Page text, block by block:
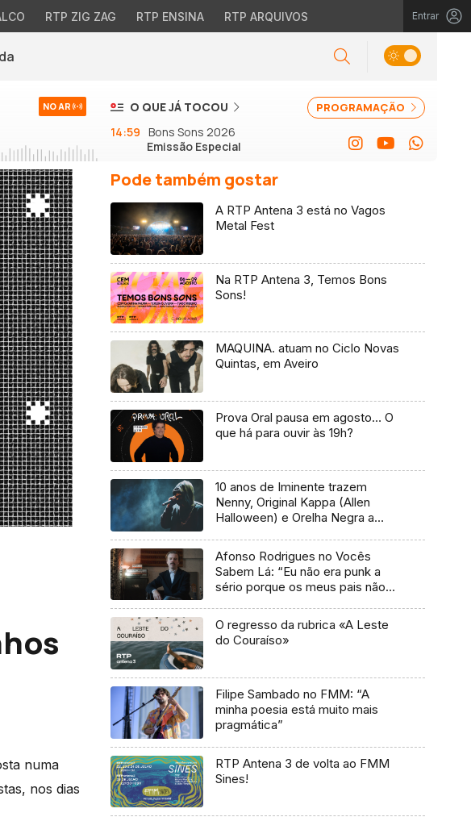
RTP ZIG ZAG RTP ENSINA RTP ARQUIVOS Entrar
NO AR PROGRAMAÇÃO
O QUE JÁ TOCOU
14:59 Bons Sons 2026
Emissão Especial
numa
nos dias
Pode também gostar
A RTP Antena 3 está no Vagos
Metal Fest
Na RTP Antena 3, Temos Bons
Sons!
MAQUINA. atuam no Ciclo Novas
Quintas, em Aveiro
Prova Oral pausa em agosto… O
que há para ouvir às 19h?
10 anos de Iminente trazem
Nenny, Original Kappa (Allen
Halloween) e Orelha Negra a
Afonso Rodrigues no Vocês
Sabem Lá: “Eu não era punk a
sério porque os meus pais não
O regresso da rubrica «A Leste
do Couraíso»
Filipe Sambado no FMM: “A
minha poesia está muito mais
pragmática”
RTP Antena 3 de volta ao FMM
Sines!